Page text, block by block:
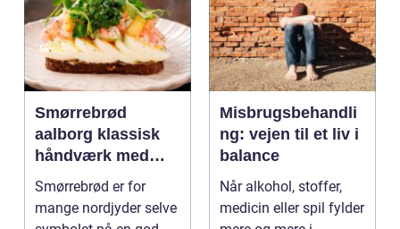
Smørrebrød
aalborg klassisk
håndværk med
moderne twist
Smørrebrød er for
mange nordjyder selve
Misbrugsbehandli
ng: vejen til et liv i
balance
Når alkohol, stoffer,
medicin eller spil fylder